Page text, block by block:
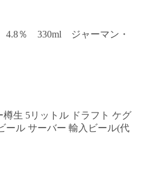
4.8％ 330ml ジャーマン・
樽生 5リットル ドラフト ケグ
ール サーバー 輸入ビール(代